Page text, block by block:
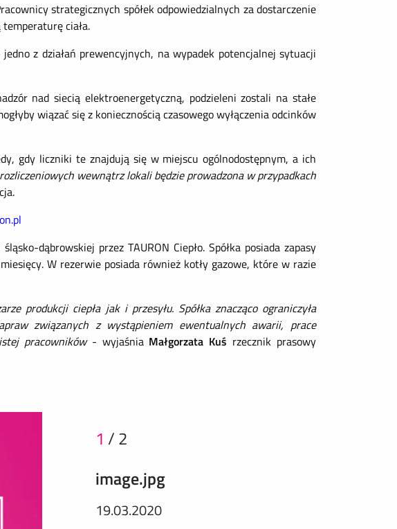
strategicznych spółek odpowiedzialnych za dostarczenie
ciała.
z działań prewencyjnych, na wypadek potencjalnej sytuacji
nad siecią elektroenergetyczną, podzieleni zostali na stałe
wiązać się z koniecznością czasowego wyłączenia odcinków
gdy liczniki te znajdują się w miejscu ogólnodostępnym, a ich
wewnątrz lokali będzie prowadzona w przypadkach
dąbrowskiej przez TAURON Ciepło. Spółka posiada zapasy
W rezerwie posiada również kotły gazowe, które w razie
produkcji ciepła jak i przesyłu. Spółka znacząco ograniczyła
związanych z wystąpieniem ewentualnych awarii, prace
pracowników- wyjaśnia Małgorzata Kuś rzecznik prasowy
1 /2
image.jpg
19.03.2020